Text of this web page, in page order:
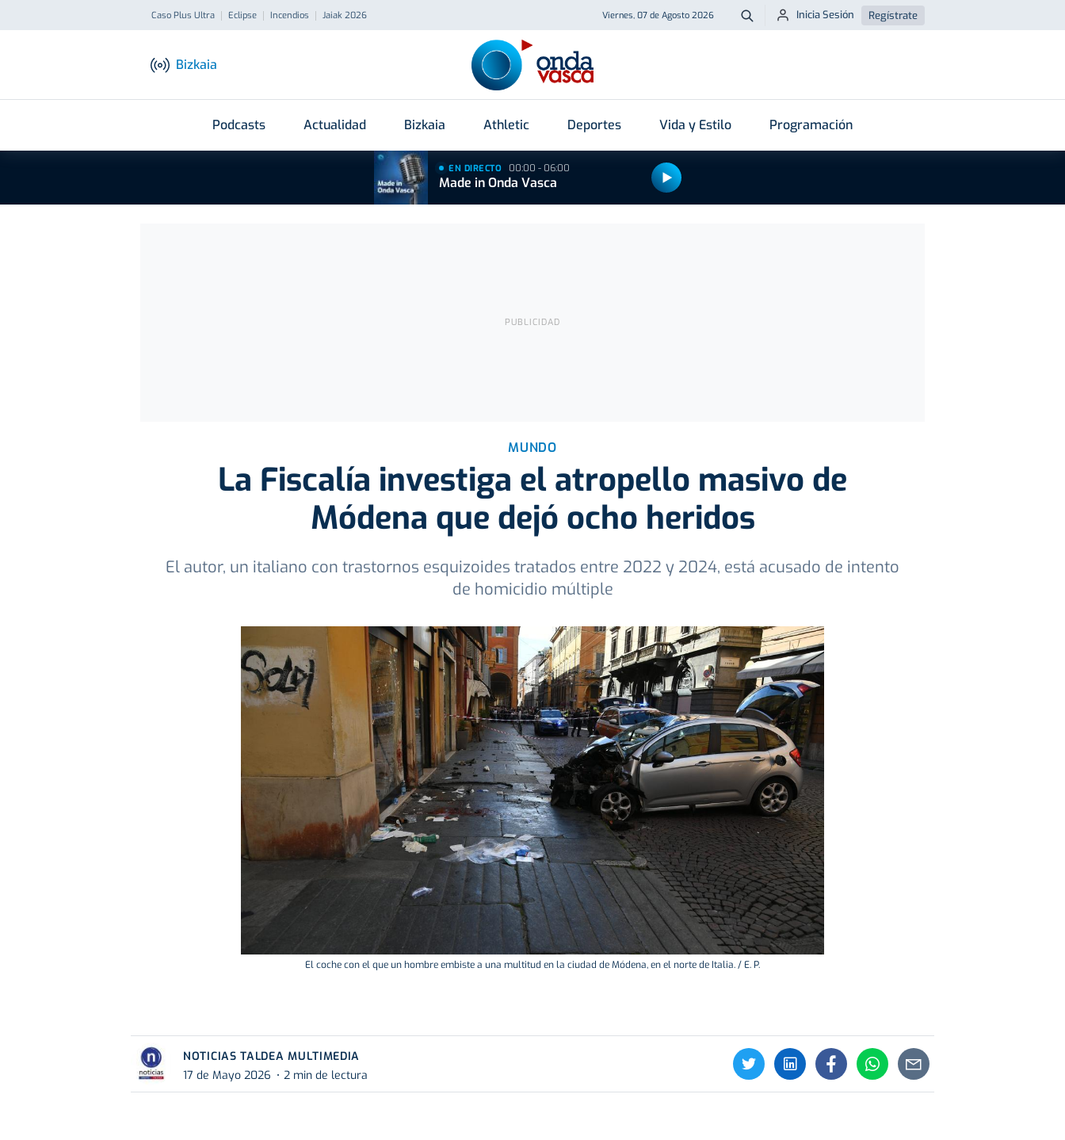
Caso Plus Ultra Eclipse Incendios Jaiak 2026 Viernes, 07 de Agosto 2026 Buscar
Inicia Sesión Regístrate
Bizkaia
Podcasts Actualidad Bizkaia Athletic Deportes Vida y Estilo Programación
EN DIRECTO 00:00 - 06:00
Made in Onda Vasca
MUNDO
La Fiscalía investiga el atropello masivo de
Módena que dejó ocho heridos
El autor, un italiano con trastornos esquizoides tratados entre 2022 y 2024, está acusado de intento
de homicidio múltiple
El coche con el que un hombre embiste a una multitud en la ciudad de Módena, en el norte de Italia. / E. P.
NOTICIAS TALDEA MULTIMEDIA
17 de Mayo 2026
2 min de lectura